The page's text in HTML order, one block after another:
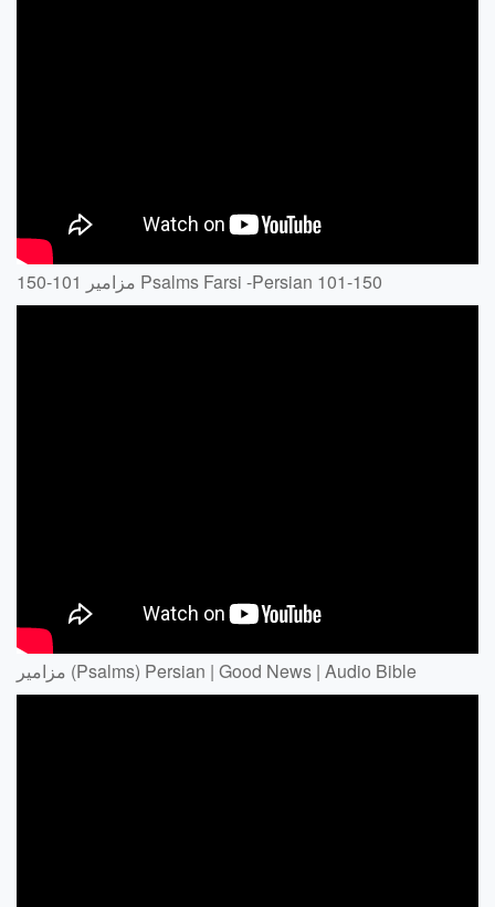
مزامير 101-150 Psalms Farsi -Persian 101-150
مزامير (Psalms) Persian | Good News | Audio Bible